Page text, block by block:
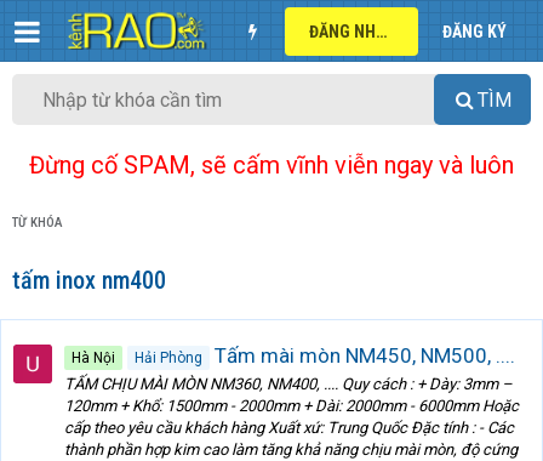
ĐĂNG NHẬP ĐĂNG KÝ
TÌM
Đừng cố SPAM, sẽ cấm vĩnh viễn ngay và luôn
TỪ KHÓA
tấm inox nm400
Hà Nội Hải Phòng Tấm mài mòn NM450, NM500, ....
TẤM CHỊU MÀI MÒN NM360, NM400, .... Quy cách : + Dày: 3mm –
120mm + Khổ: 1500mm - 2000mm + Dài: 2000mm - 6000mm Hoặc
cấp theo yêu cầu khách hàng Xuất xứ: Trung Quốc Đặc tính : - Các
thành phần hợp kim cao làm tăng khả năng chịu mài mòn, độ cứng